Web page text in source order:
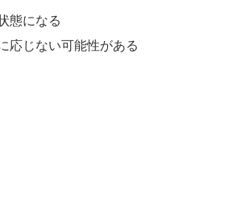
態になる
応じない可能性がある